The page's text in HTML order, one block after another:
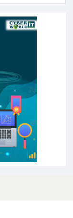
প্রস্তাব পিডিবির